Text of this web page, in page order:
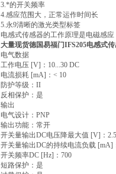
3.*的开关频率
4.感应范围大，正常运作时间长
5.永9清晰的激光类型标签
电感式传感器的工作原理是电磁感
大量现货德国易福门IFS205电感式
电气数据
工作电压 [V]：10...30 DC
电流损耗 [mA]：< 10
防护等级：II
反相保护：是
输出
电气设计：PNP
输出功能：常开
开关量输出DC电压降最大值 [V]：2.5
开关量输出DC的持续电流负载 [mA]
开关频率DC [Hz]：700
短路保护：是